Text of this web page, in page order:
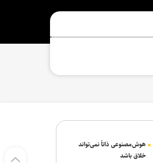
هوش‌مصنوعی ذاتاً نمی‌تواند
خلاق باشد